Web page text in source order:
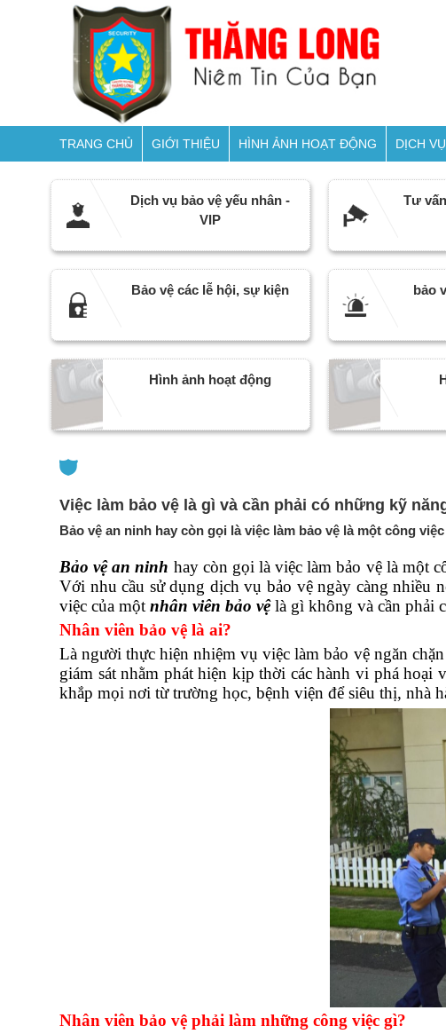
TRANG CHỦ GIỚI THIỆU HÌNH ẢNH HOẠT ĐỘNG DỊCH VỤ
Dịch vụ bảo vệ yếu nhân -
VIP
Tư
Bảo vệ các lễ hội, sự kiện bảo
Hình ảnh hoạt động
Việc làm bảo vệ là gì và cần phải có những kỹ
Bảo vệ an ninh hay còn gọi là việc làm bảo vệ là một công
Bảo vệ an ninh hay còn gọi là việc làm bảo vệ là một
Với nhu cầu sử dụng dịch vụ bảo vệ ngày càng nhiều
việc của một nhân viên bảo vệlà gì không và cần phải
Nhân viên bảo vệ là ai?
Là người thực hiện nhiệm vụ việc làm bảo vệ ngăn
giám sát nhằm phát hiện kịp thời các hành vi phá
khắp mọi nơi từ trường học, bệnh viện để siêu thị, nhà
Nhân viên bảo vệ phải làm những công việc gì?